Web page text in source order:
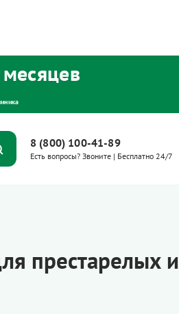
8 (800) 100-41-89
Есть вопросы? Звоните | Бесплатно 24/7
престарелых и